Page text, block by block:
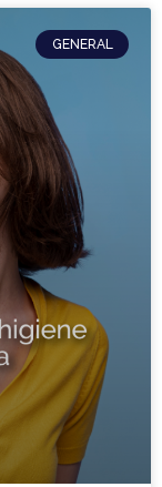
GENERAL